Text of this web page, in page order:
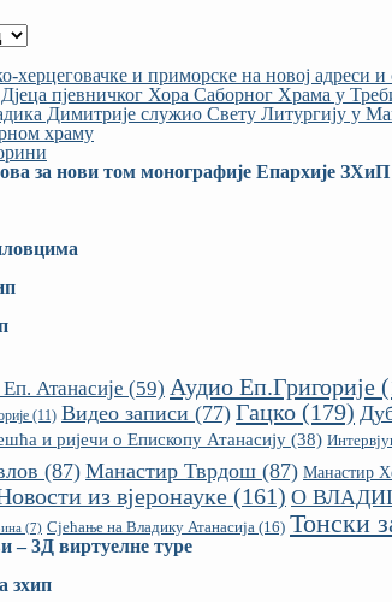
херцеговачке и приморске на новој адреси
пјевничког Хора Саборног Храма у
Димитрије служио Свету Литургију у
храму
за нови том монографије Епархије ЗХиП
Атанасије (59) Аудио Еп.Григорије
(11) Видео записи (77) Гацко (179)
и ријечи о Епископу Атанасију (38)
(87) Манастир Тврдош (87) Манастир
из вјеронауке (161) О
(7) Сјећање на Владику Атанасија (16) Тонски
– 3Д виртуелне туре
зхип